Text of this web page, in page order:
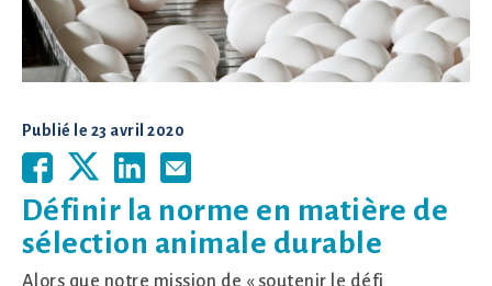
Publié le 23 avril 2020
Définir la norme en matière de
sélection animale durable
Alors que notre mission de « soutenir le défi